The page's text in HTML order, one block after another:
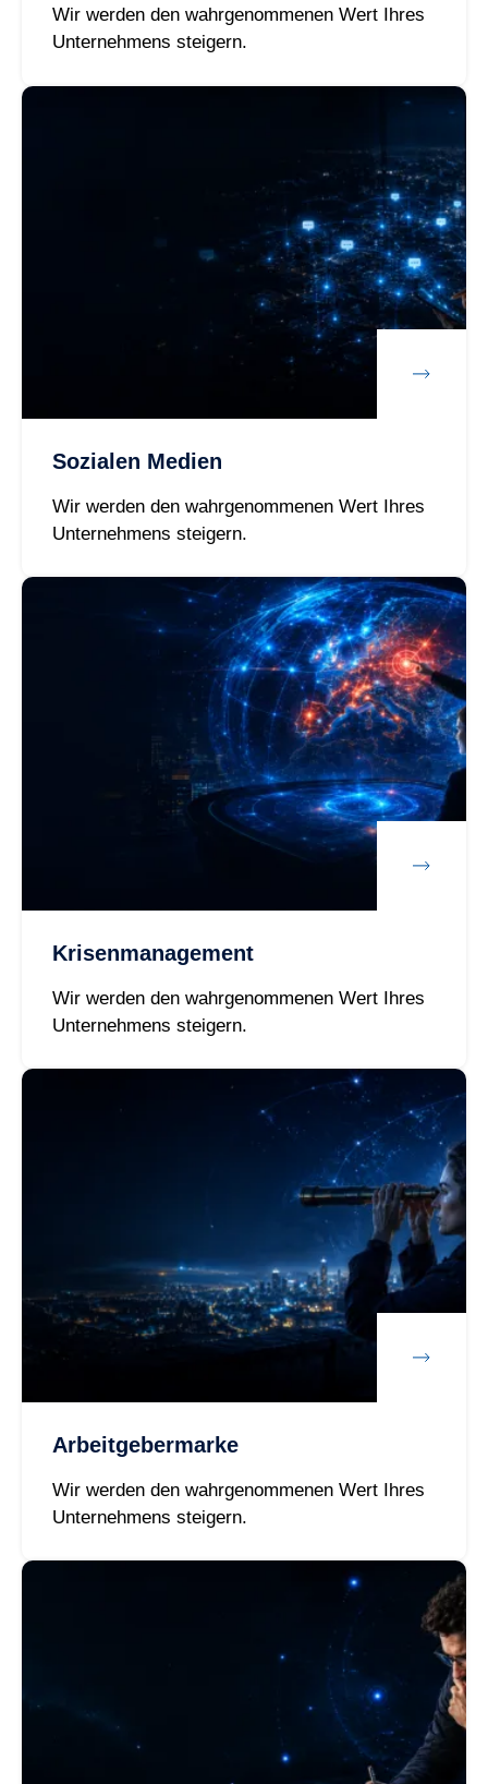
Wir werden den wahrgenommenen Wert Ihres
Unternehmens steigern.
Sozialen Medien
Wir werden den wahrgenommenen Wert Ihres
Unternehmens steigern.
Krisenmanagement
Wir werden den wahrgenommenen Wert Ihres
Unternehmens steigern.
Arbeitgebermarke
Wir werden den wahrgenommenen Wert Ihres
Unternehmens steigern.